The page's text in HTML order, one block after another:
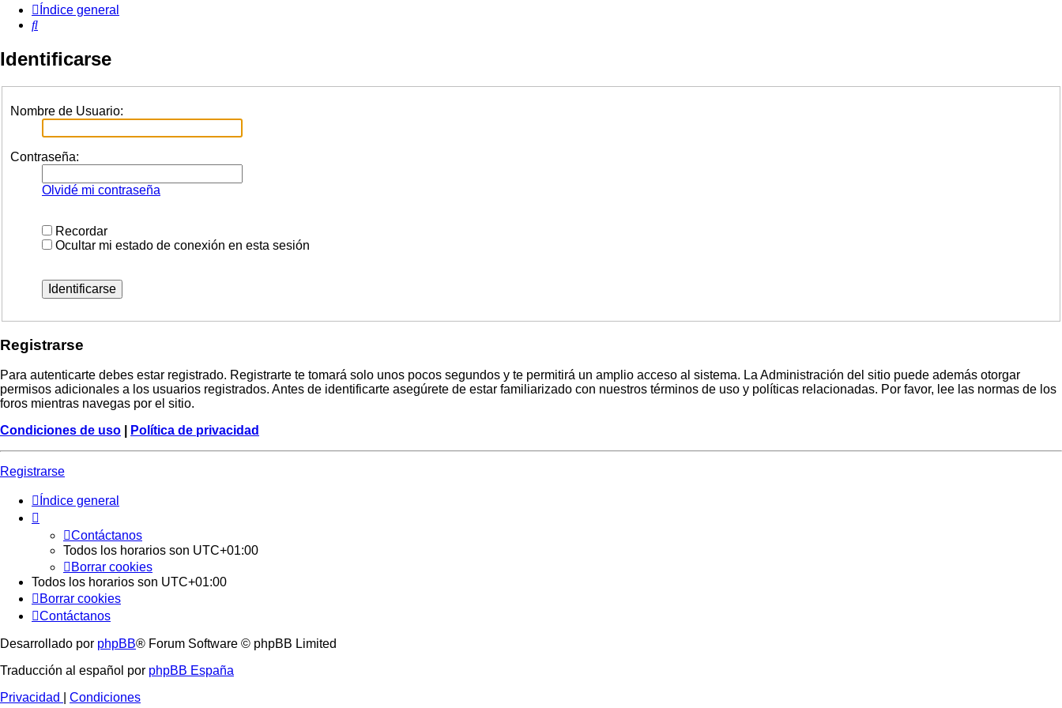
Índice general
Buscar
Identificarse
Nombre de Usuario:
Contraseña:
Olvidé mi contraseña
Recordar
Ocultar mi estado de conexión en esta sesión
Registrarse
Para autenticarte debes estar registrado. Registrarte te tomará solo unos pocos segundos y te permitirá un amplio acceso al sistema. La Administración del sitio puede además otorgar
permisos adicionales a los usuarios registrados. Antes de identificarte asegúrete de estar familiarizado con nuestros términos de uso y políticas relacionadas. Por favor, lee las normas de los
foros mientras navegas por el sitio.
Condiciones de uso
Política de privacidad
Registrarse
Índice general
Contáctanos
Todos los horarios son UTC+01:00
Borrar cookies
Todos los horarios son UTC+01:00
Borrar cookies
Contáctanos
Desarrollado por phpBB® Forum Software © phpBB Limited
Traducción al español por phpBB España
Privacidad
Condiciones